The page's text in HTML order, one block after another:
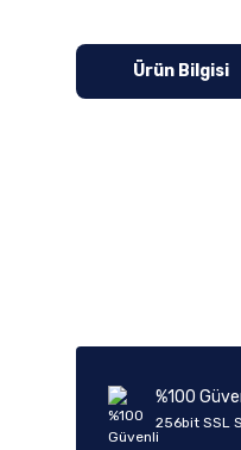
Ürün Bilgisi
Ürün fiyatı diğer
Bu ürüne benzer
%100
256bit SSL